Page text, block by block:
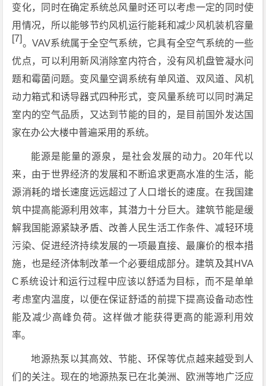
变化，同时在确定系统总风量时还可以考虑一定的同时使
用情况，所以能够节约风机运行能耗和减少风机装机容量
[7]。VAV系统属于全空气系统，它具有全空气系统的一些
优点，可以利用新风消除室内符合，没有风机盘管凝水问
题和霉菌问题。变风量空调系统有单风道、双风道、风机
动力箱式和诱导器式四种形式，变风量系统可以同时满足
室内的空气品质，又达到节能的目的，是目前国外发达国
家在办公大楼中普遍采用的系统。
能源是能量的源泉，是社会发展的动力。20年代以
来，由于世界经济的发展和不断追求更高水准的生活，能
源消耗的增长速度远远超过了人口增长的速度。在我国建
筑中提高能源利用效率，其潜力十分巨大。建筑节能是缓
解我国能源紧缺矛盾、改善人民生活工作条件、减轻环境
污染、促进经济持续发展的一项最直接、最廉价的根本措
施，也是经济体制改革一个必要组成部分。建筑及其HVA
C系统设计和运行过程中应该以舒适为目标，而不是单单
考虑室内温度，以便在保证舒适的前提下提高设备动态性
能及减少高峰负荷。这样做才能获得更高的能源利用效
率。
地源热泵以其高效、节能、环保等优点越来越受到人
们的关注。现在的地源热泵已在北美洲、欧洲等地广泛应